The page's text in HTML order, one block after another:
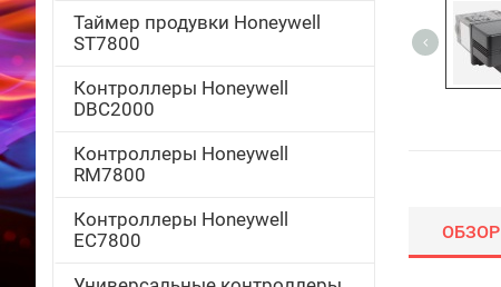
Таймер продувки Honeywell
ST7800
Контроллеры Honeywell
DBC2000
Контроллеры Honeywell
RM7800
Контроллеры Honeywell
EC7800
ОБЗОР